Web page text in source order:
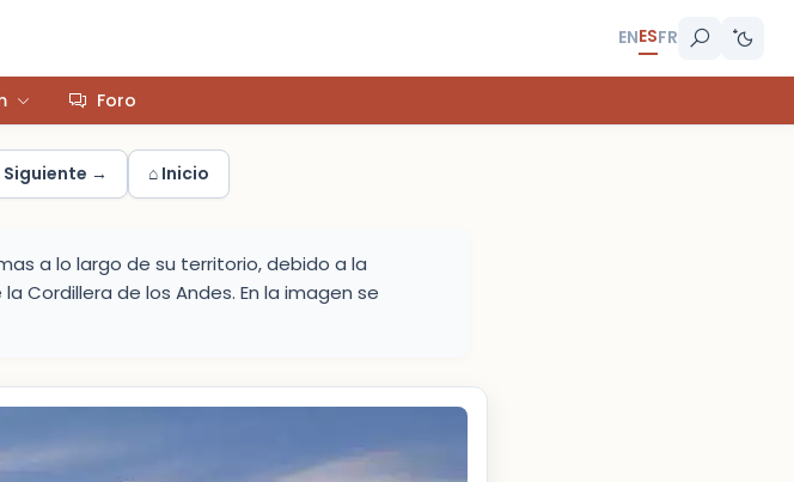
ENESFR
Foro
Siguiente → ⌂ Inicio
a lo largo de su territorio, debido a la
Cordillera de los Andes. En la imagen se